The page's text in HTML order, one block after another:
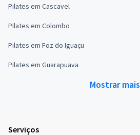
Pilates em Cascavel
Pilates em Colombo
Pilates em Foz do Iguaçu
Pilates em Guarapuava
Mostrar mais
Serviços